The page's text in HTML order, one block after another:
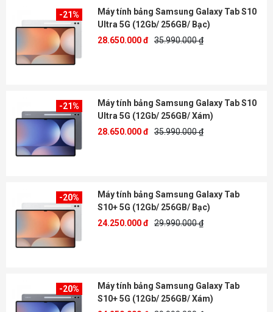
-21%
Máy tính bảng Samsung Galaxy Tab S10
Ultra 5G (12Gb/ 256GB/ Bạc)
28.650.000 đ 35.990.000 ₫
-21%
Máy tính bảng Samsung Galaxy Tab S10
Ultra 5G (12Gb/ 256GB/ Xám)
28.650.000 đ 35.990.000 ₫
-20%
Máy tính bảng Samsung Galaxy Tab
S10+ 5G (12Gb/ 256GB/ Bạc)
24.250.000 đ 29.990.000 ₫
-20%
Máy tính bảng Samsung Galaxy Tab
S10+ 5G (12Gb/ 256GB/ Xám)